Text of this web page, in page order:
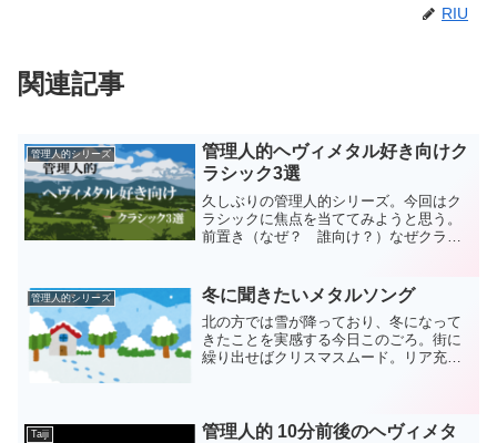
RIU
関連記事
管理人的シリーズ
管理人的ヘヴィメタル好き向けク
ラシック3選
久しぶりの管理人的シリーズ。今回はク
ラシックに焦点を当ててみようと思う。
前置き（なぜ？ 誰向け？）なぜクラシ
こともあれば、フレーズを使うこともあ
るし、曲そのものを使って...
管理人的シリーズ 冬に聞きたいメタルソング
北の方では雪が降っており、冬になって
きたことを実感する今日このごろ。街に
繰り出せばクリスマスムード。リア充な
ツッコミが来そうだけど。...
Taiji
管理人的 10分前後のヘヴィメタ